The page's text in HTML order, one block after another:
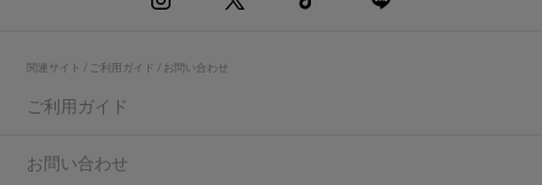
関連サイト / ご利用ガイド / お問い合わせ
ご利用ガイド
お問い合わせ